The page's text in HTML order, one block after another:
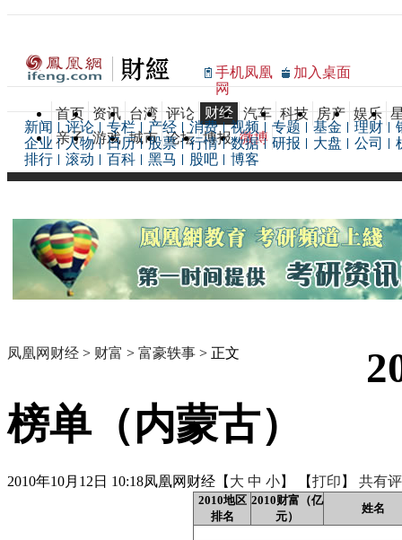
手机凤凰
网
加入桌面
首页 资讯 台湾 评论 财经 汽车 科技 房产 娱乐
亲子 游戏 城市 论坛 博报 微博
新闻 评论 专栏 产经 消费 视频 专题 基金 理财
企业
人物 日历 股票 行情 数据 研报 大盘 公司
排行
滚动 百科 黑马 股吧 博客
凤凰网财经 > 财富 > 富豪轶事 > 正文
榜单（内蒙古）
2010年10月12日 10:18凤凰网财经 【 大 中 小】 【打印 】 共有
2010地区
排名
2010财富（亿
元）
姓名